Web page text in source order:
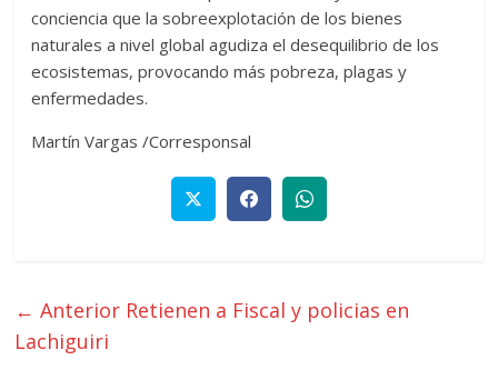
conciencia que la sobreexplotación de los bienes
naturales a nivel global agudiza el desequilibrio de los
ecosistemas, provocando más pobreza, plagas y
enfermedades.
Martín Vargas /Corresponsal
← Anterior Retienen a Fiscal y policias en
Lachiguiri